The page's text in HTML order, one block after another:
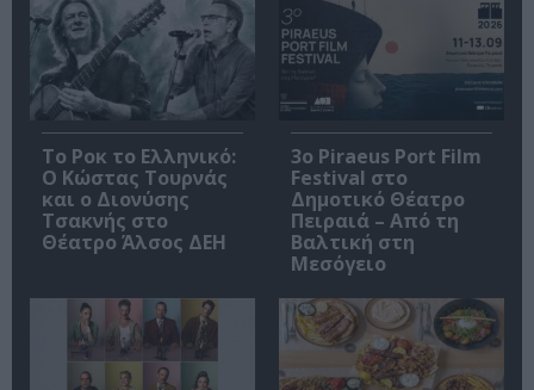
Το Ροκ το Ελληνικό:
Ο Κώστας Τουρνάς
και ο Διονύσης
Τσακνής στο
Θέατρο Άλσος ΔΕΗ
3o Piraeus Port Film
Festival στο
Δημοτικό Θέατρο
Πειραιά – Από τη
Βαλτική στη
Μεσόγειο